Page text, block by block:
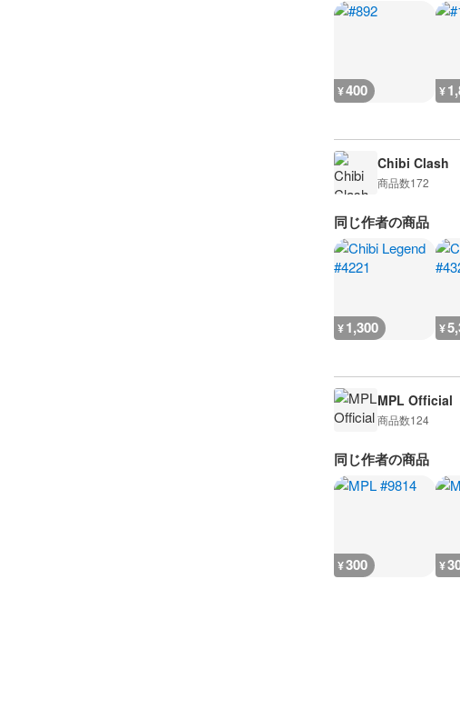
¥400 ¥
Chibi Clash
商品数172
同じ作者の商品
¥1,300 ¥
MPL Official
商品数124
同じ作者の商品
¥300 ¥